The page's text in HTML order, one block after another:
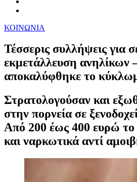
ΚΟΙΝΩΝΙΑ
Τέσσερις συλλήψεις για
εκμετάλλευση ανηλίκων
αποκαλύφθηκε το
Στρατολογούσαν και
στην πορνεία σε
Από 200 έως 400 ευρώ το
και ναρκωτικά αντί